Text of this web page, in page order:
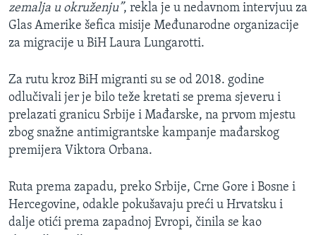
zemalja u okruženju”, rekla je u nedavnom intervjuu za
Glas Amerike šefica misije Međunarodne organizacije
za migracije u BiH Laura Lungarotti.
Za rutu kroz BiH migranti su se od 2018. godine
odlučivali jer je bilo teže kretati se prema sjeveru i
prelazati granicu Srbije i Mađarske, na prvom mjestu
zbog snažne antimigrantske kampanje mađarskog
premijera Viktora Orbana.
Ruta prema zapadu, preko Srbije, Crne Gore i Bosne i
Hercegovine, odakle pokušavaju preći u Hrvatsku i
dalje otići prema zapadnoj Evropi, činila se kao